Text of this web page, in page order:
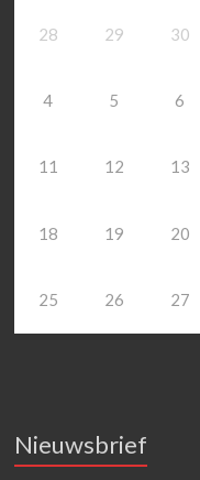
28 29 30
4 5 6
11 12 13
18 19 20
25 26 27
Nieuwsbrief